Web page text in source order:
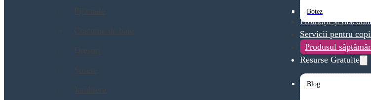
Botez
Promoții și
Servicii pentru
Produsul
Resurse Gratuite
Blog